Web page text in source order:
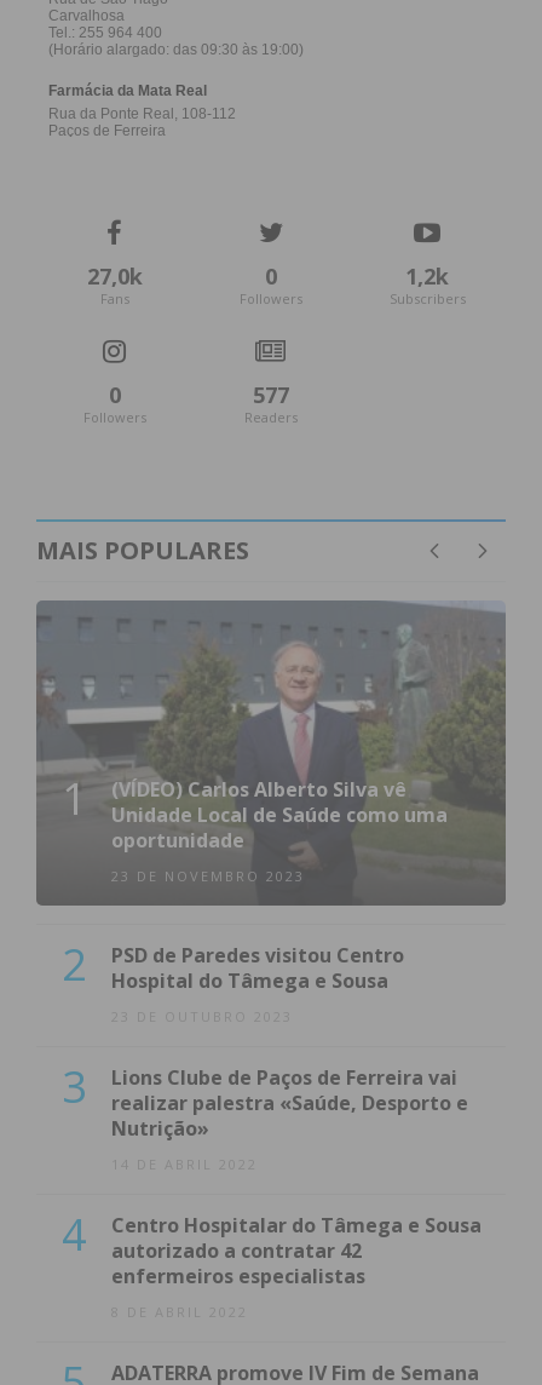
27,0k
Fans
0
Followers
1,2k
Subscribers
0
Followers
577
Readers
MAIS POPULARES
1
(VÍDEO) Carlos Alberto Silva vê
Unidade Local de Saúde como uma
oportunidade
23 DE NOVEMBRO 2023
2
PSD de Paredes visitou Centro
Hospital do Tâmega e Sousa
23 DE OUTUBRO 2023
3
Lions Clube de Paços de Ferreira vai
realizar palestra «Saúde, Desporto e
Nutrição»
14 DE ABRIL 2022
4
Centro Hospitalar do Tâmega e Sousa
autorizado a contratar 42
enfermeiros especialistas
8 DE ABRIL 2022
ADATERRA promove IV Fim de Semana